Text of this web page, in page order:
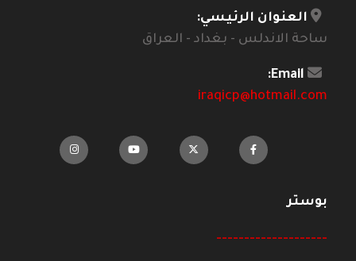
العنوان الرئيسي:
ساحة الاندلس - بغداد - العراق
Email:
iraqicp@hotmail.com
بوستر
--------------------